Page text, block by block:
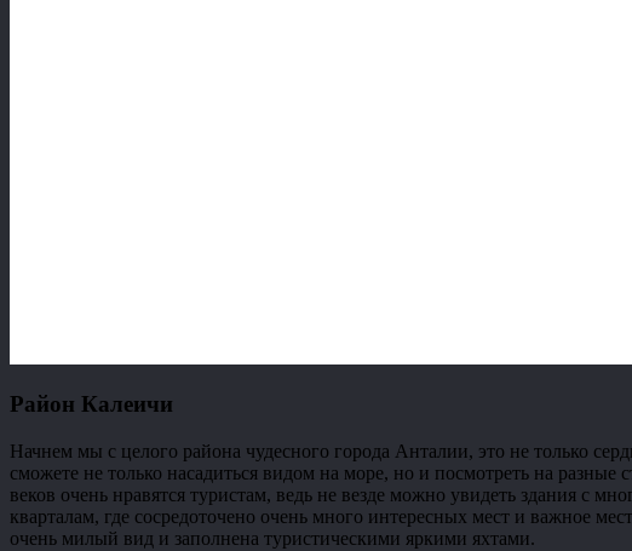
Район Калеичи
Начнем мы с целого района чудесного города Анталии, это не только
сможете не только насадиться видом на море, но и посмотреть на
веков очень нравятся туристам, ведь не везде можно увидеть здания с
кварталам, где сосредоточено очень много интересных мест и важное
очень милый вид и заполнена туристическими яркими яхтами.